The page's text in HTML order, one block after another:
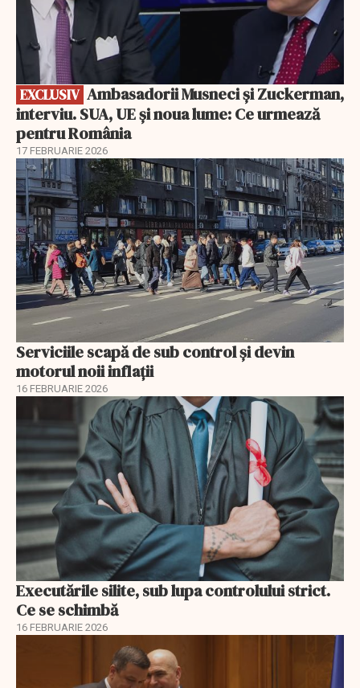
EXCLUSIV
interviu. SUA, UE și noua lume: Ce urmează
pentru România
17 FEBRUARIE 2026
Serviciile scapă de sub control și devin
motorul noii inflații
16 FEBRUARIE 2026
Executările silite, sub lupa controlului strict.
Ce se schimbă
16 FEBRUARIE 2026